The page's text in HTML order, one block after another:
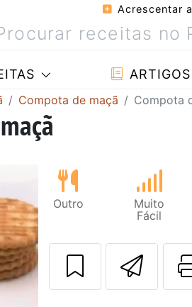
Acrescentar
ARTIGOS
Compota de maçã Compota
Outro
Muito
Fácil